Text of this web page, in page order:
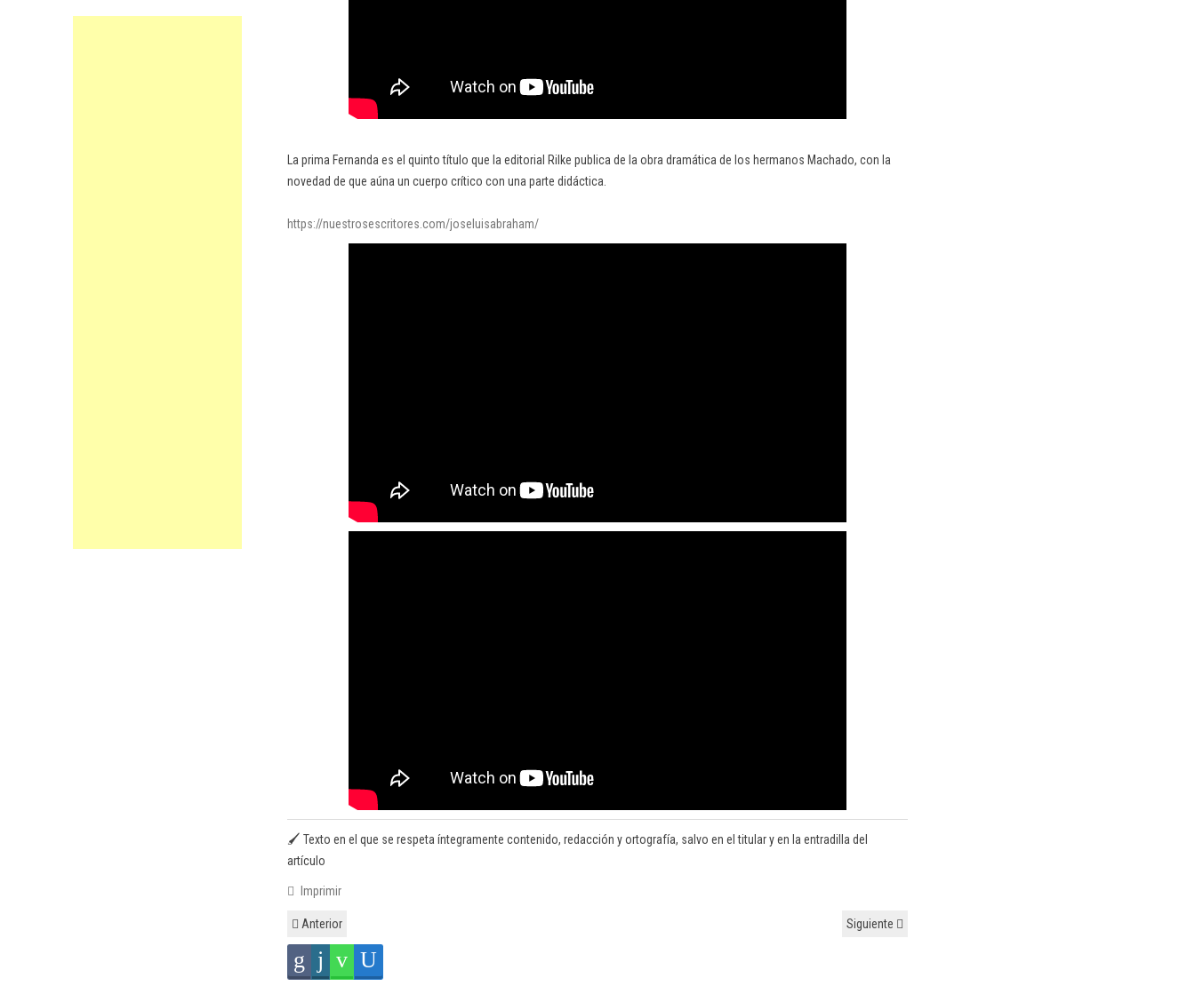
La prima Fernanda es el quinto título que la editorial Rilke publica de la obra dramática de los hermanos Machado, con la
novedad de que aúna un cuerpo crítico con una parte didáctica.
https://nuestrosescritores.com/joseluisabraham/
🖌️ Texto en el que se respeta íntegramente contenido, redacción y ortografía, salvo en el titular y en la entradilla del
artículo
Imprimir
Anterior Siguiente